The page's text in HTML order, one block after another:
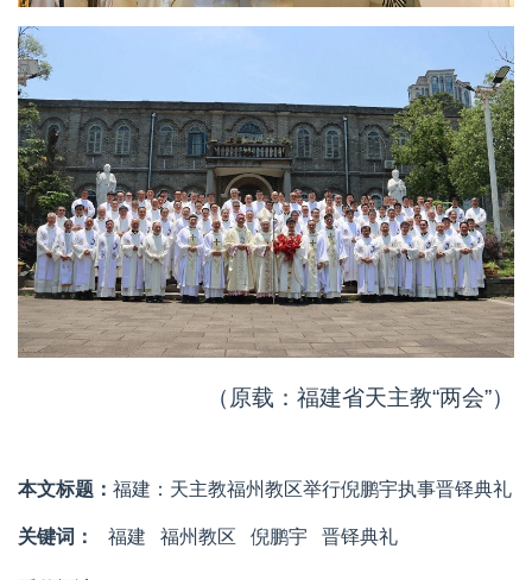
（原载：福建省天主教“两会”）
本文标题： 福建：天主教福州教区举行倪鹏宇执事晋铎典礼
关键词： 福建 福州教区 倪鹏宇 晋铎典礼